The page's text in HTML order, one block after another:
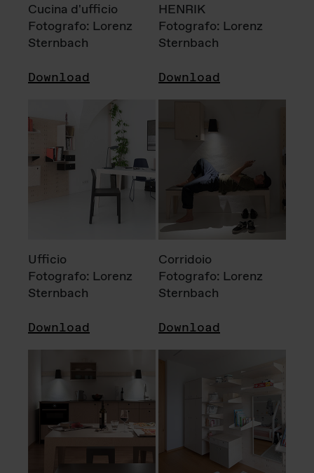
Cucina d'ufficio
Fotografo: Lorenz
Sternbach
Download
HENRIK
Fotografo: Lorenz
Sternbach
Download
Ufficio
Fotografo: Lorenz
Sternbach
Download
Corridoio
Fotografo: Lorenz
Sternbach
Download